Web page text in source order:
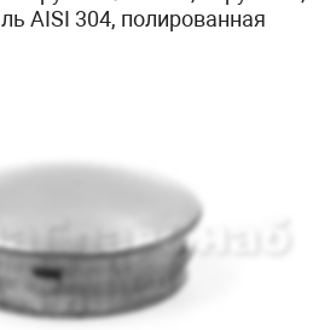
AISI 304, полированная